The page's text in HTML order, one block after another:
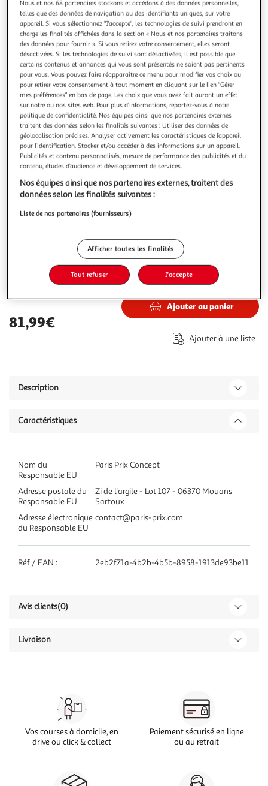
précédente
suivante
PARIS PRIX
Tableau Imprimé Angelic Sweetness
Informations Techniques : Matière : Structure : Bois (Pin)
Revêtement : Toile Intissée Spécificités : Format :
Rectangulaire Tableau imprimée sur toile Impression Full
HD Haute Résolution 360 dpi Garantie une parfaite netteté
et profondeur des couleurs Protection UV pour une
résistance au soleil Ch
En savoir +
Vendu par Paris Prix
Couleur
Multicolore
Taille
40 x 120 cm
Plus d'options
Vendu parParis Prix
81,99€
Ajouter au panier
Ajouter à une liste
Description
Caractéristiques
Nom du
Responsable EU
Paris Prix Concept
Adresse postale du
Responsable EU
Zi de l'argile - Lot 107 - 06370 Mouans
Sartoux
Adresse électronique
du Responsable EU
contact@paris-prix.com
Réf / EAN : 2eb2f71a-4b2b-4b5b-8958-1913de93be11
Avis clients(0)
Livraison
Vos courses à domicile, en
drive ou click & collect
Paiement sécurisé en ligne
ou au retrait
Nous et nos 68 partenaires stockons et accédons à des données personnelles,
telles que des données de navigation ou des identifiants uniques, sur votre
appareil. Si vous sélectionnez "J'accepte", les technologies de suivi prendront en
charge les finalités affichées dans la section « Nous et nos partenaires traitons
des données pour fournir ». Si vous retirez votre consentement, elles seront
désactivées. Si les technologies de suivi sont désactivées, il est possible que
certains contenus et annonces qui vous sont présentés ne soient pas pertinents
pour vous. Vous pouvez faire réapparaître ce menu pour modifier vos choix ou
pour retirer votre consentement à tout moment en cliquant sur le lien "Gérer
mes préférences" en bas de page. Les choix que vous avez fait auront un effet
sur notre ou nos sites web. Pour plus d’informations, reportez-vous à notre
politique de confidentialité. Nos équipes ainsi que nos partenaires externes
traitent des données selon les finalités suivantes : Utiliser des données de
géolocalisation précises. Analyser activement les caractéristiques de l’appareil
pour l’identification. Stocker et/ou accéder à des informations sur un appareil.
Publicités et contenu personnalisés, mesure de performance des publicités et du
contenu, études d’audience et développement de services.
Nos équipes ainsi que nos partenaires externes, traitent des
données selon les finalités suivantes :
Liste de nos partenaires (fournisseurs)
Afficher toutes les finalités
Tout refuser J'accepte